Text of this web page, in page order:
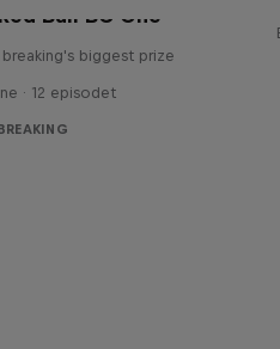
Bull BC One
biggest prize
· 12 episodet